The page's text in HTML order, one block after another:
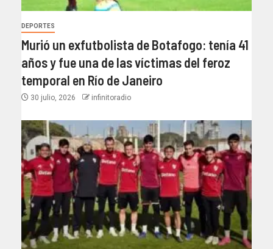
DEPORTES
Murió un exfutbolista de Botafogo: tenía 41
años y fue una de las víctimas del feroz
temporal en Río de Janeiro
30 julio, 2026 infinitoradio